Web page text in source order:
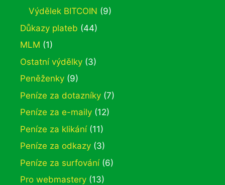
Výdělek BITCOIN (9)
Důkazy plateb (44)
MLM (1)
Ostatní výdělky (3)
Peněženky (9)
Peníze za dotazníky (7)
Peníze za e-maily (12)
Peníze za klikání(11)
Peníze za odkazy (3)
Peníze za surfování(6)
Pro webmastery (13)